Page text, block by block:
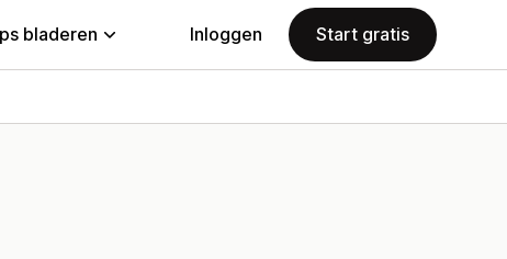
bladeren Inloggen Start gratis